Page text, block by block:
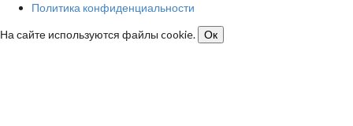
Политика конфиденциальности
На сайте используются файлы cookie.
Ок